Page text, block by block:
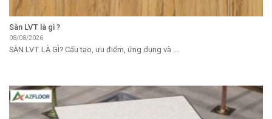
Sàn LVT là gì ?
08/08/2026
SÀN LVT LÀ GÌ? Cấu tạo, ưu điểm, ứng dụng và ...